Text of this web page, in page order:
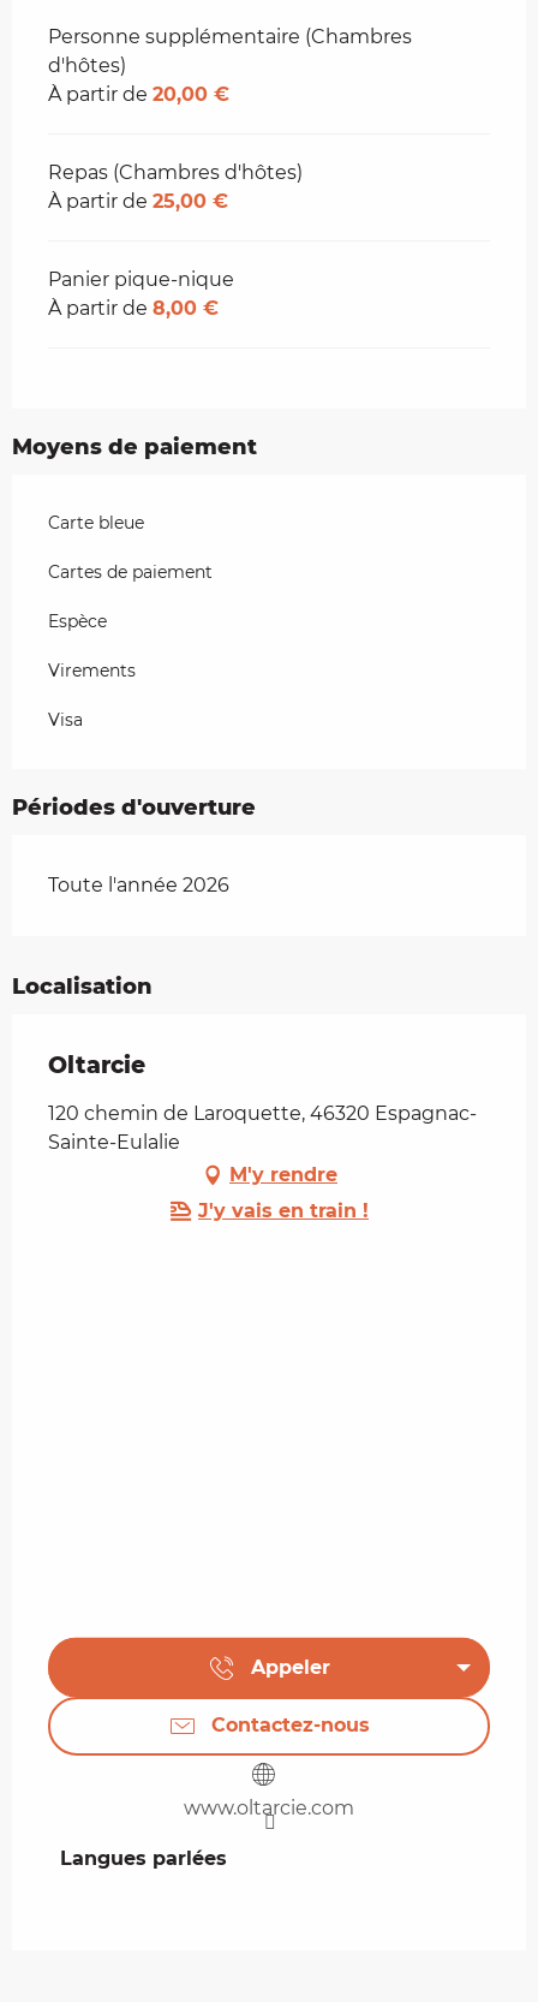
Personne supplémentaire (Chambres
d'hôtes)
À partir de 20,00 €
Repas (Chambres d'hôtes)
À partir de 25,00 €
Panier pique-nique
À partir de 8,00 €
Moyens de paiement
Carte bleue
Cartes de paiement
Espèce
Virements
Visa
Périodes d'ouverture
Toute l'année 2026
Localisation
Oltarcie
120 chemin de Laroquette, 46320 Espagnac-
Sainte-Eulalie
M'y rendre
J'y vais en train !
Appeler
Contactez-nous
www.oltarcie.com
Langues parlées
Langues parlées